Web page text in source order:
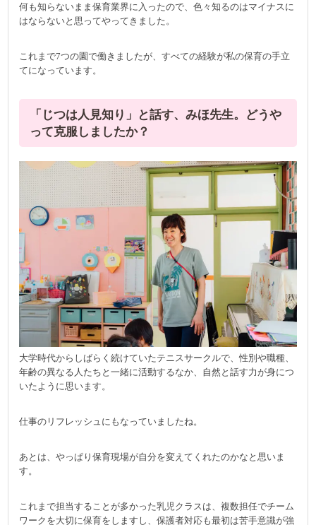
何も知らないまま保育業界に入ったので、色々知るのはマイナスに
はならないと思ってやってきました。
これまで7つの園で働きましたが、すべての経験が私の保育の手立
てになっています。
「じつは人見知り」と話す、みほ先生。どうや
って克服しましたか？
大学時代からしばらく続けていたテニスサークルで、性別や職種、
年齢の異なる人たちと一緒に活動するなか、自然と話す力が身につ
いたように思います。
仕事のリフレッシュにもなっていましたね。
あとは、やっぱり保育現場が自分を変えてくれたのかなと思いま
す。
これまで担当することが多かった乳児クラスは、複数担任でチーム
ワークを大切に保育をしますし、保護者対応も最初は苦手意識が強